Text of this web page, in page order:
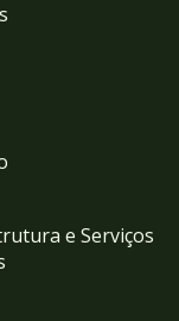
e Serviços